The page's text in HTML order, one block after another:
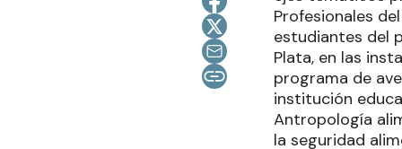
Profesionales
estudiantes del
Plata, en las
programa de
institución
Antropología
la seguridad